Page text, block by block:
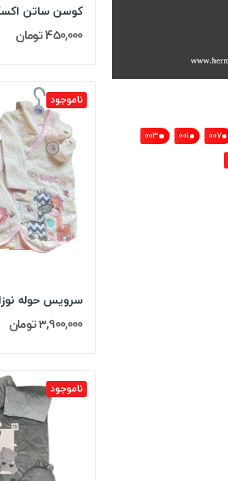
007
001
003
450,000 تومان
ناموجود
3,900,000 تومان
ناموجود